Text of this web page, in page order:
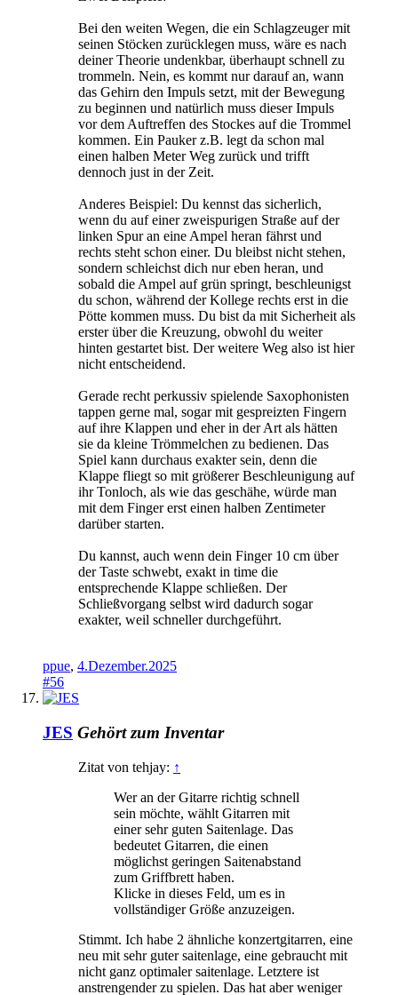
Bei den weiten Wegen, die ein Schlagzeuger mit
seinen Stöcken zurücklegen muss, wäre es nach
deiner Theorie undenkbar, überhaupt schnell zu
trommeln. Nein, es kommt nur darauf an, wann
das Gehirn den Impuls setzt, mit der Bewegung
zu beginnen und natürlich muss dieser Impuls
vor dem Auftreffen des Stockes auf die Trommel
kommen. Ein Pauker z.B. legt da schon mal
einen halben Meter Weg zurück und trifft
dennoch just in der Zeit.
Anderes Beispiel: Du kennst das sicherlich,
wenn du auf einer zweispurigen Straße auf der
linken Spur an eine Ampel heran fährst und
rechts steht schon einer. Du bleibst nicht stehen,
sondern schleichst dich nur eben heran, und
sobald die Ampel auf grün springt, beschleunigst
du schon, während der Kollege rechts erst in die
Pötte kommen muss. Du bist da mit Sicherheit als
erster über die Kreuzung, obwohl du weiter
hinten gestartet bist. Der weitere Weg also ist hier
nicht entscheidend.
Gerade recht perkussiv spielende Saxophonisten
tappen gerne mal, sogar mit gespreizten Fingern
auf ihre Klappen und eher in der Art als hätten
sie da kleine Trömmelchen zu bedienen. Das
Spiel kann durchaus exakter sein, denn die
Klappe fliegt so mit größerer Beschleunigung auf
ihr Tonloch, als wie das geschähe, würde man
mit dem Finger erst einen halben Zentimeter
darüber starten.
Du kannst, auch wenn dein Finger 10 cm über
der Taste schwebt, exakt in time die
entsprechende Klappe schließen. Der
Schließvorgang selbst wird dadurch sogar
exakter, weil schneller durchgeführt.
ppue, 4.Dezember.2025
#56
JES Gehört zum Inventar
Zitat von tehjay: ↑
Wer an der Gitarre richtig schnell
sein möchte, wählt Gitarren mit
einer sehr guten Saitenlage. Das
bedeutet Gitarren, die einen
möglichst geringen Saitenabstand
zum Griffbrett haben.
Klicke in dieses Feld, um es in
vollständiger Größe anzuzeigen.
Stimmt. Ich habe 2 ähnliche konzertgitarren, eine
neu mit sehr guter saitenlage, eine gebraucht mit
nicht ganz optimaler saitenlage. Letztere ist
anstrengender zu spielen. Das hat aber weniger